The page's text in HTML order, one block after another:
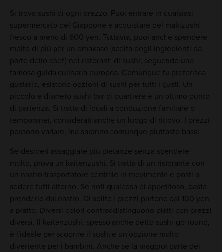
Si trova sushi di ogni prezzo. Puoi entrare in qualsiasi
supermercato del Giappone e acquistare del makizushi
fresco a meno di 600 yen. Tuttavia, puoi anche spendere
molto di più per un omakase (scelta degli ingredienti da
parte dello chef) nei ristoranti di sushi, seguendo una
famosa guida culinaria europea. Comunque tu preferisca
gustarlo, esistono opzioni di sushi per tutti i gusti. Un
piccolo e discreto sushi bar di quartiere è un ottimo punto
di partenza. Si tratta di locali a conduzione familiare o
temporanei, considerati anche un luogo di ritrovo. I prezzi
possono variare, ma saranno comunque piuttosto bassi.
Se desideri assaggiare più pietanze senza spendere
molto, prova un kaitenzushi. Si tratta di un ristorante con
un nastro trasportatore centrale in movimento e posti a
sedere tutti attorno. Se noti qualcosa di appetitoso, basta
prenderlo dal nastro. Di solito i prezzi partono dai 100 yen
a piatto. Diversi colori contraddistinguono piatti con prezzi
diversi. Il kaitenzushi, spesso anche detto sushi-go-round,
è l'ideale per scoprire il sushi e un'opzione molto
divertente per i bambini. Anche se la maggior parte dei